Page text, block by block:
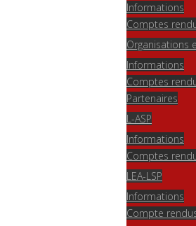
Informations
Comptes
Organisations
Informations
Comptes
Partenaires
L-ASP
Informations
Comptes
LEA-LSP
Informations
Compte